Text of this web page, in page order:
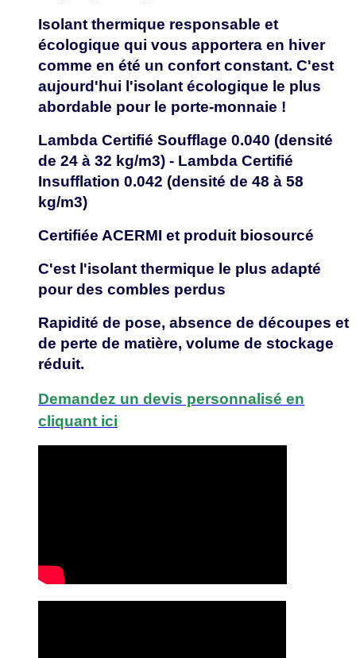
Isolant thermique responsable et
écologique qui vous apportera en hiver
comme en été un confort constant. C'est
aujourd'hui l'isolant écologique le plus
abordable pour le porte-monnaie !
Lambda Certifié Soufflage 0.040 (densité
de 24 à 32 kg/m3) - Lambda Certifié
Insufflation 0.042 (densité de 48 à 58
kg/m3)
Certifiée ACERMI et produit biosourcé
C'est l'isolant thermique le plus adapté
pour des combles perdus
Rapidité de pose, absence de découpes et
de perte de matière, volume de stockage
réduit.
Demandez un devis personnalisé en
cliquant ici